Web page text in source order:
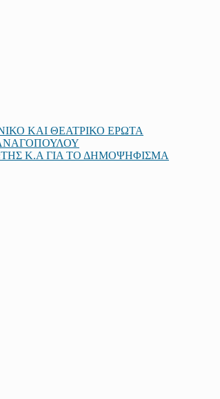
ΚΑΙ ΘΕΑΤΡΙΚΟ ΕΡΩΤΑ
K.A ΓΙΑ ΤΟ ΔΗΜΟΨΗΦΙΣΜΑ